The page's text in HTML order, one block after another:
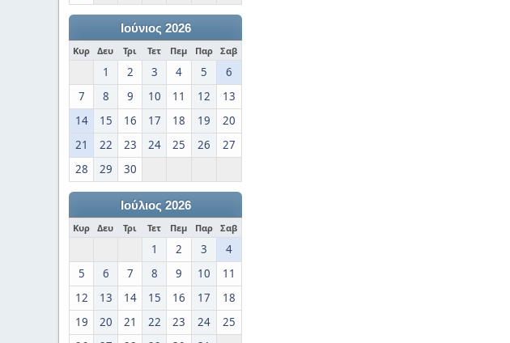
Ιούνιος 2026
Κυρ Δευ Τρι Τετ Πεμ Παρ Σαβ
1 2 3 4 5
6
7
8 9 10 11 12
13
14
15 16 17 18 19
20
21
22 23 24 25 26
27
28
29 30
Ιούλιος 2026
Κυρ Δευ Τρι Τετ Πεμ Παρ Σαβ
1 2 3
4
5
6 7 8 9 10
11
12
13 14 15 16 17
18
19
20 21 22 23 24
25